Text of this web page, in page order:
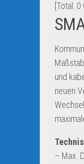
[Total: 0
und
neuen
– Max.